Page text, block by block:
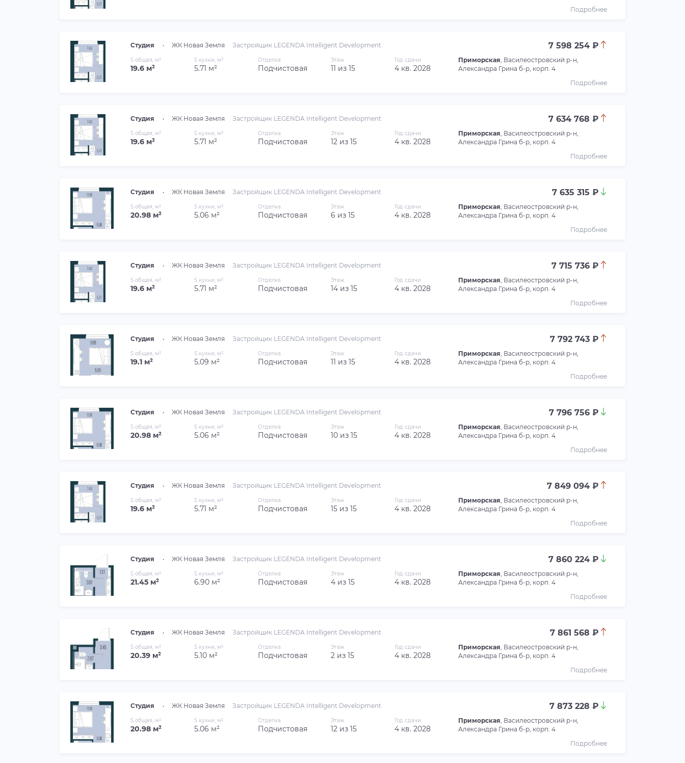
Подробнее
Студия • ЖК Новая Земля Застройщик LEGENDA Intelligent Development 7 598 254 ₽
S общая, м²
19.6 м²
S кухни, м²
5.71 м²
Отделка
Подчистовая
Этаж
11 из 15
Год сдачи
4 кв. 2028
Приморская, Василеостровский р-н,
Александра Грина б-р, корп. 4
Подробнее
Студия • ЖК Новая Земля Застройщик LEGENDA Intelligent Development 7 634 768 ₽
S общая, м²
19.6 м²
S кухни, м²
5.71 м²
Отделка
Подчистовая
Этаж
12 из 15
Год сдачи
4 кв. 2028
Приморская, Василеостровский р-н,
Александра Грина б-р, корп. 4
Подробнее
Студия • ЖК Новая Земля Застройщик LEGENDA Intelligent Development 7 635 315 ₽
S общая, м²
20.98 м²
S кухни, м²
5.06 м²
Отделка
Подчистовая
Этаж
6 из 15
Год сдачи
4 кв. 2028
Приморская, Василеостровский р-н,
Александра Грина б-р, корп. 4
Подробнее
Студия • ЖК Новая Земля Застройщик LEGENDA Intelligent Development 7 715 736 ₽
S общая, м²
19.6 м²
S кухни, м²
5.71 м²
Отделка
Подчистовая
Этаж
14 из 15
Год сдачи
4 кв. 2028
Приморская, Василеостровский р-н,
Александра Грина б-р, корп. 4
Подробнее
Студия • ЖК Новая Земля Застройщик LEGENDA Intelligent Development 7 792 743 ₽
S общая, м²
19.1 м²
S кухни, м²
5.09 м²
Отделка
Подчистовая
Этаж
11 из 15
Год сдачи
4 кв. 2028
Приморская, Василеостровский р-н,
Александра Грина б-р, корп. 4
Подробнее
Студия • ЖК Новая Земля Застройщик LEGENDA Intelligent Development 7 796 756 ₽
S общая, м²
20.98 м²
S кухни, м²
5.06 м²
Отделка
Подчистовая
Этаж
10 из 15
Год сдачи
4 кв. 2028
Приморская, Василеостровский р-н,
Александра Грина б-р, корп. 4
Подробнее
Студия • ЖК Новая Земля Застройщик LEGENDA Intelligent Development 7 849 094 ₽
S общая, м²
19.6 м²
S кухни, м²
5.71 м²
Отделка
Подчистовая
Этаж
15 из 15
Год сдачи
4 кв. 2028
Приморская, Василеостровский р-н,
Александра Грина б-р, корп. 4
Подробнее
Студия • ЖК Новая Земля Застройщик LEGENDA Intelligent Development 7 860 224 ₽
S общая, м²
21.45 м²
S кухни, м²
6.90 м²
Отделка
Подчистовая
Этаж
4 из 15
Год сдачи
4 кв. 2028
Приморская, Василеостровский р-н,
Александра Грина б-р, корп. 4
Подробнее
Студия • ЖК Новая Земля Застройщик LEGENDA Intelligent Development 7 861 568 ₽
S общая, м²
20.39 м²
S кухни, м²
5.10 м²
Отделка
Подчистовая
Этаж
2 из 15
Год сдачи
4 кв. 2028
Приморская, Василеостровский р-н,
Александра Грина б-р, корп. 4
Подробнее
Студия • ЖК Новая Земля Застройщик LEGENDA Intelligent Development 7 873 228 ₽
S общая, м²
20.98 м²
S кухни, м²
5.06 м²
Отделка
Подчистовая
Этаж
12 из 15
Год сдачи
4 кв. 2028
Приморская, Василеостровский р-н,
Александра Грина б-р, корп. 4
Подробнее